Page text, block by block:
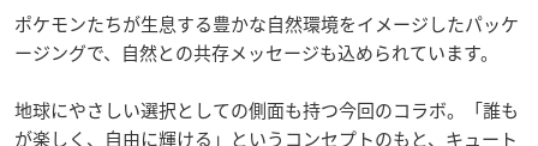
ポケモンたちが生息する豊かな自然環境をイメージしたパッケ
ージングで、自然との共存メッセージも込められています。
地球にやさしい選択としての側面も持つ今回のコラボ。「誰も
が楽しく、自由に輝ける」というコンセプトのもと、キュート